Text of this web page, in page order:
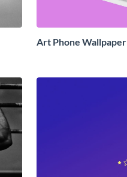
Art Phone Wallpaper